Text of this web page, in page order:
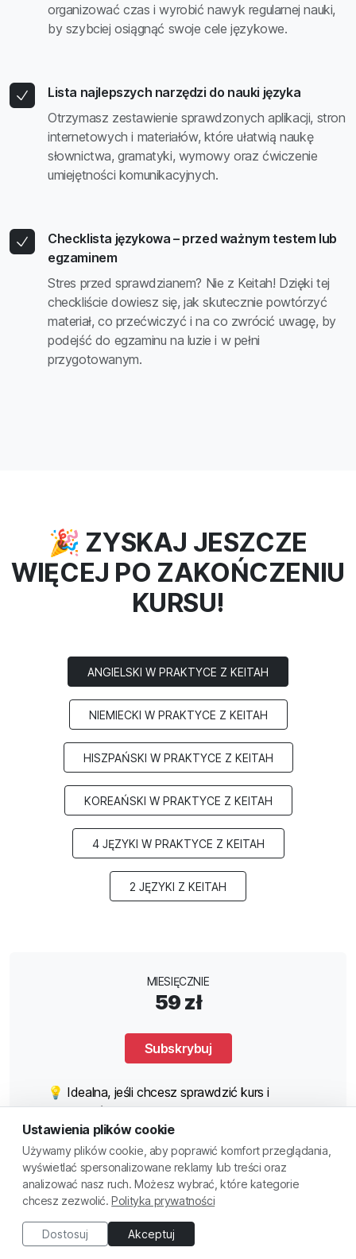
organizować czas i wyrobić nawyk regularnej nauki,
by szybciej osiągnąć swoje cele językowe.
Lista najlepszych narzędzi do nauki języka
Otrzymasz zestawienie sprawdzonych aplikacji, stron
internetowych i materiałów, które ułatwią naukę
słownictwa, gramatyki, wymowy oraz ćwiczenie
umiejętności komunikacyjnych.
Checklista językowa – przed ważnym testem lub
egzaminem
Stres przed sprawdzianem? Nie z Keitah! Dzięki tej
checkliście dowiesz się, jak skutecznie powtórzyć
materiał, co przećwiczyć i na co zwrócić uwagę, by
podejść do egzaminu na luzie i w pełni
przygotowanym.
🎉 ZYSKAJ JESZCZE
WIĘCEJ PO ZAKOŃCZENIU
KURSU!
ANGIELSKI W PRAKTYCE Z KEITAH
NIEMIECKI W PRAKTYCE Z KEITAH
HISZPAŃSKI W PRAKTYCE Z KEITAH
KOREAŃSKI W PRAKTYCE Z KEITAH
4 JĘZYKI W PRAKTYCE Z KEITAH
2 JĘZYKI Z KEITAH
MIESIĘCZNIE
59 zł
Subskrybuj
💡 Idealna, jeśli chcesz sprawdzić kurs i
zobaczyć, jak szybko robisz postępy! Bez
zobowiązań – ucz się w swoim tempie i anuluj,
kiedy chcesz.
KWARTALNIE
149 zł
Ustawienia plików cookie
Używamy plików cookie, aby poprawić komfort przeglądania,
wyświetlać spersonalizowane reklamy lub treści oraz
analizować nasz ruch. Możesz wybrać, które kategorie
chcesz zezwolić.Polityka prywatności
Dostosuj Akceptuj